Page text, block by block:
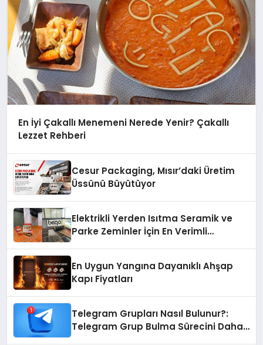
En İyi Çakallı Menemeni Nerede Yenir? Çakallı
Lezzet Rehberi
Cesur Packaging, Mısır’daki Üretim
Üssünü Büyütüyor
Elektrikli Yerden Isıtma Seramik ve
Parke Zeminler İçin En Verimli
En Uygun Yangına Dayanıklı Ahşap
Kapı Fiyatları
Telegram Grupları Nasıl Bulunur?:
Telegram Grup Bulma Sürecini Daha